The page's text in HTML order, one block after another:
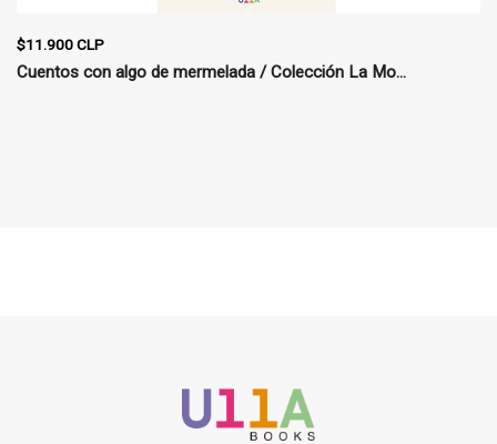
$11.900 CLP
Cuentos con algo de mermelada / Colección La Mo...